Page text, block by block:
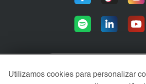
Área exclusiva aos
acesse sua conta:
Utilizamos cookies para personalizar